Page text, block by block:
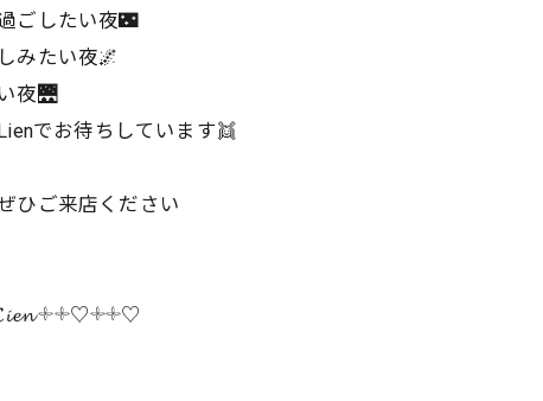
ごしたい夜🌃
みたい夜🌌
夜🌉
でお待ちしています👯
ひご来店ください
𓇬𓇬♡𓇬𓇬♡